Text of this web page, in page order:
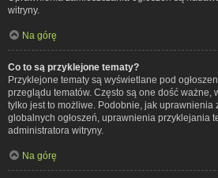
witryny.
Na górę
Co to są przyklejone tematy?
Przyklejone tematy są wyświetlane pod
przeglądu tematów. Często są one dość ważne,
tylko jest to możliwe. Podobnie, jak uprawnienia
globalnych ogłoszeń, uprawnienia przyklejania
administratora witryny.
Na górę